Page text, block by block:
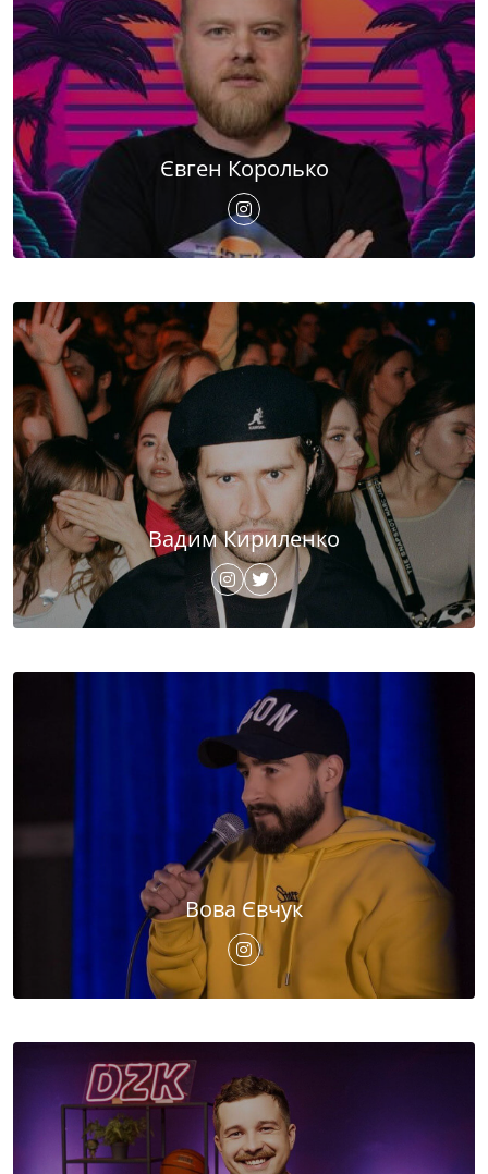
Євген Королько
Вадим Кириленко
Вова Євчук